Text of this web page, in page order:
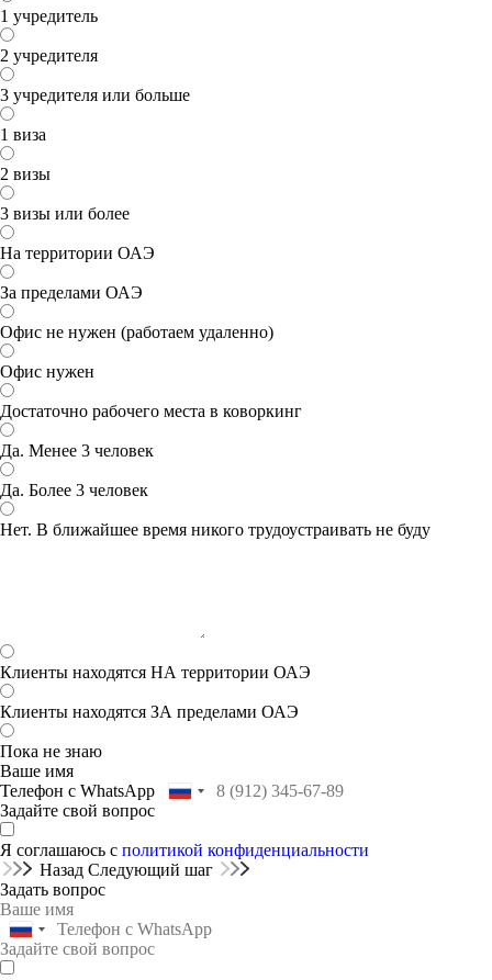
1 учредитель
2 учредителя
3 учредителя или больше
1 виза
2 визы
3 визы или более
На территории ОАЭ
За пределами ОАЭ
Офис не нужен (работаем удаленно)
Офис нужен
Достаточно рабочего места в коворкинг
Да. Менее 3 человек
Да. Более 3 человек
Нет. В ближайшее время никого трудоустраивать не буду
Клиенты находятся НА территории ОАЭ
Клиенты находятся ЗА пределами ОАЭ
Пока не знаю
Ваше имя
Телефон с WhatsApp
Задайте свой вопрос
Я соглашаюсь с политикой конфиденциальности
Назад Следующий шаг
Задать вопрос